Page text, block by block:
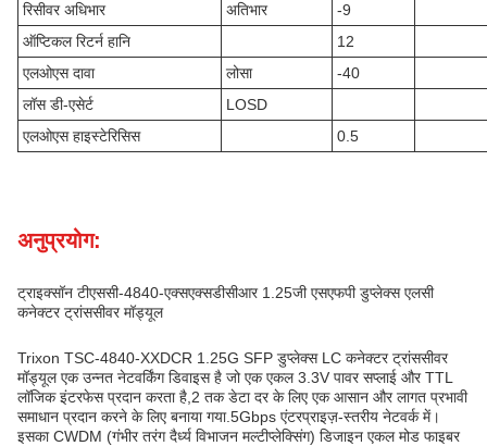
रिसीवर अधिभार अतिभार
-9
ऑप्टिकल रिटर्न हानि
12
एलओएस दावा
लोसा
-40
लॉस डी-एसेर्ट
LOSD
एलओएस हाइस्टेरिसिस
0.5
अनुप्रयोग:
ट्राइक्सॉन टीएससी-4840-एक्सएक्सडीसीआर 1.25जी एसएफपी डुप्लेक्स एलसी
कनेक्टर ट्रांससीवर मॉड्यूल
Trixon TSC-4840-XXDCR 1.25G SFP डुप्लेक्स LC कनेक्टर ट्रांससीवर
मॉड्यूल एक उन्नत नेटवर्किंग डिवाइस है जो एक एकल 3.3V पावर सप्लाई और TTL
लॉजिक इंटरफेस प्रदान करता है,2 तक डेटा दर के लिए एक आसान और लागत प्रभावी
समाधान प्रदान करने के लिए बनाया गया.5Gbps एंटरप्राइज़-स्तरीय नेटवर्क में।
इसका CWDM (गंभीर तरंग दैर्ध्य विभाजन मल्टीप्लेक्सिंग) डिजाइन एकल मोड फाइबर